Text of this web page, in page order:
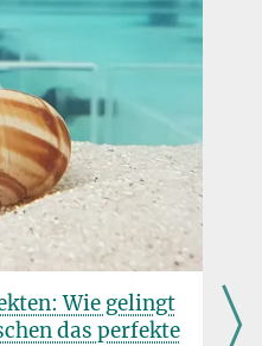
ihrem Weg zu einer späteren
Wie gelingt
das perfekte